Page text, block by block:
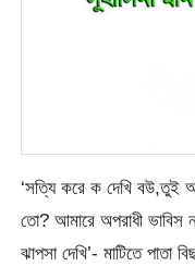
‘সত্যি করে ক দেখি বউ,তুই
তো? আমারে অপরাধী
ঝাপসা দেখি’- মাটিতে পাতা